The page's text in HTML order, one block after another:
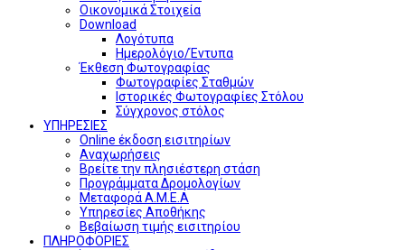
Οικονομικά Στοιχεία
Download
Λογότυπα
Ημερολόγιο/Έντυπα
Έκθεση Φωτογραφίας
Φωτογραφίες Σταθμών
Ιστορικές Φωτογραφίες Στόλου
Σύγχρονος στόλος
ΥΠΗΡΕΣΙΕΣ
Online έκδοση εισιτηρίων
Αναχωρήσεις
Βρείτε την πλησιέστερη στάση
Προγράμματα Δρομολογίων
Μεταφορά Α.Μ.Ε.Α
Υπηρεσίες Αποθήκης
Βεβαίωση τιμής εισιτηρίου
ΠΛΗΡΟΦΟΡΙΕΣ